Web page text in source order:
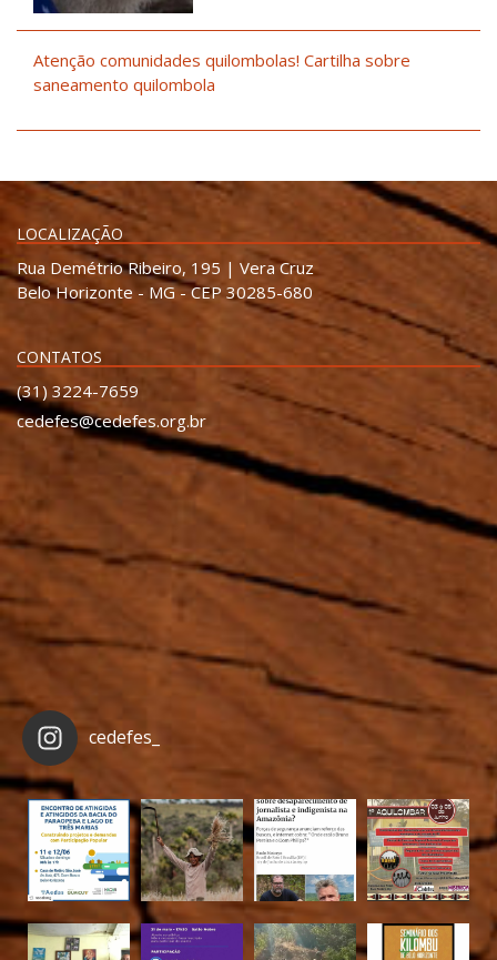
Atenção comunidades quilombolas! Cartilha sobre
saneamento quilombola
LOCALIZAÇÃO
Rua Demétrio Ribeiro, 195 | Vera Cruz
Belo Horizonte - MG - CEP 30285-680
CONTATOS
(31) 3224-7659
cedefes@cedefes.org.br
cedefes_